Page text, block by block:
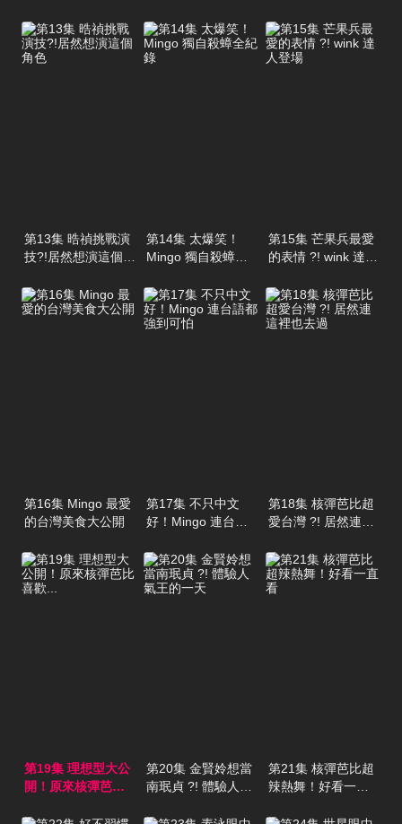
第13集 晧禎挑戰演
技?!居然想演這個角
第14集 太爆笑！
Mingo 獨自殺蟑全
第15集 芒果兵最愛
的表情 ?! wink 達人
第16集 Mingo 最愛
的台灣美食大公開
第17集 不只中文
好！Mingo 連台語
第18集 核彈芭比超
愛台灣 ?! 居然連這
第19集 理想型大公
開！原來核彈芭比
第20集 金賢姈想當
南珉貞 ?! 體驗人氣
第21集 核彈芭比超
辣熱舞！好看一直